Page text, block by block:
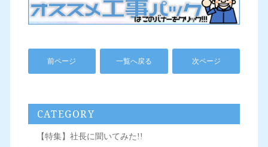
前ページ 一覧へ戻る 次ページ
CATEGORY
【特集】社長に聞いてみた!!